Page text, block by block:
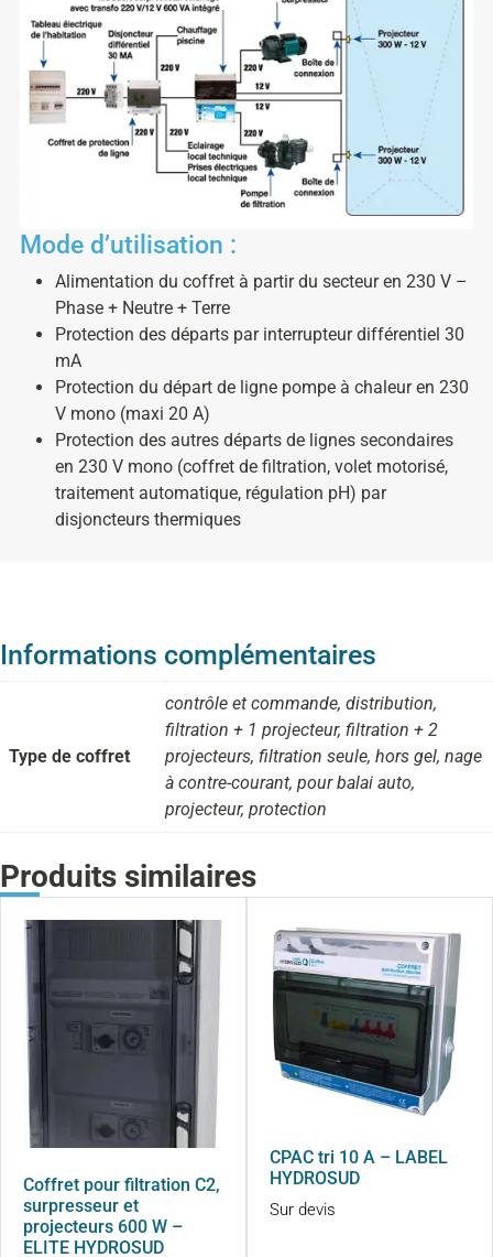
Mode d’utilisation :
Alimentation du coffret à partir du secteur en 230 V –
Phase + Neutre + Terre
Protection des départs par interrupteur différentiel 30
mA
Protection du départ de ligne pompe à chaleur en 230
V mono (maxi 20 A)
Protection des autres départs de lignes secondaires
en 230 V mono (coffret de filtration, volet motorisé,
traitement automatique, régulation pH) par
disjoncteurs thermiques
Informations complémentaires
Type de coffret
contrôle et commande, distribution,
filtration + 1 projecteur, filtration + 2
projecteurs, filtration seule, hors gel, nage
à contre-courant, pour balai auto,
projecteur, protection
Produits similaires
Coffret pour filtration C2,
surpresseur et
projecteurs 600 W –
ELITE HYDROSUD
CPAC tri 10 A – LABEL
HYDROSUD
Sur devis